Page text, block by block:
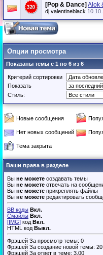
[Pop & Dance]Alok
dj.valentineblack
Опции просмотра
Показаны темы с 1 по 6 из 6
Критерий сортировки
Показать
Стиль:
Новые сообщения
Нет новых сообщений
Тема закрыта
Ваши права в разделе
Вы не можете создавать темы
Вы не можете отвечать на
Вы не можете прикреплять файлы
Вы не можете редактировать
BB коды Вкл.
Смайлы Вкл.
[IMG] код Вкл.
HTML код Выкл.
Фрэшей За просмотр темы: 0
Фрэшей За создание новой темы:
Фрэшей За ответ в теме: 3.00